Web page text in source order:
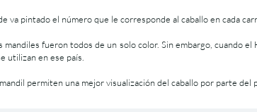
va pintado el número que le corresponde al caballo en cada
mandiles fueron todos de un solo color. Sin embargo, cuando
utilizan en ese país.
permiten una mejor visualización del caballo por parte del